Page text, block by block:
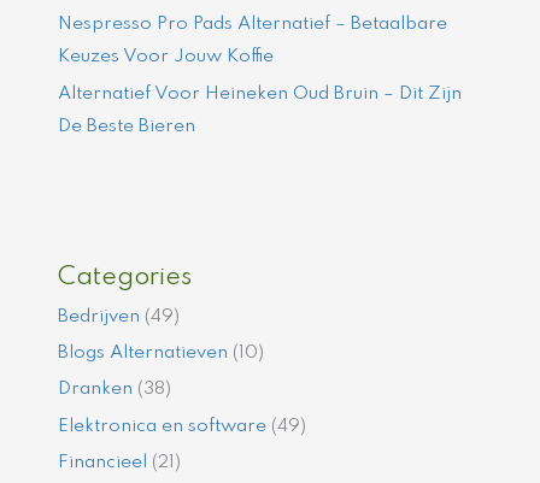
Nespresso Pro Pads Alternatief – Betaalbare
Keuzes Voor Jouw Koffie
Alternatief Voor Heineken Oud Bruin – Dit Zijn
De Beste Bieren
Categories
Bedrijven (49)
Blogs Alternatieven (10)
Dranken (38)
Elektronica en software (49)
Financieel (21)